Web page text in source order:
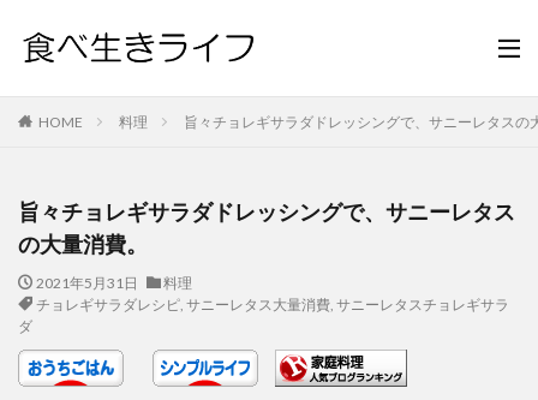
HOME 料理 旨々チョレギサラダドレッシングで、サニーレタスの
旨々チョレギサラダドレッシングで、サニーレタス
の大量消費。
2021年5月31日
料理
チョレギサラダレシピ, サニーレタス大量消費, サニーレタスチョレギサラ
ダ